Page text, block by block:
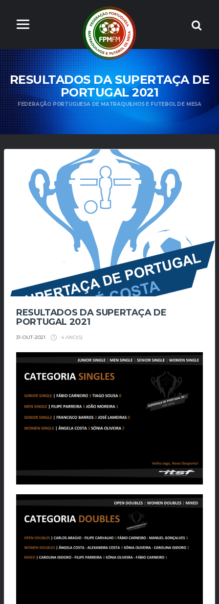
RESULTADOS DA SUPERTAÇA DE
PORTUGAL 2021
FEDERAÇÃO PORTUGUESA DE MATRAQUILHOS E FUTEBOL DE MESA
RESULTADOS DA SUPERTAÇA DE
PORTUGAL 2021
31-OUT-2021 4 ANO(S)